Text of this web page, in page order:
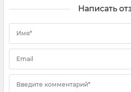
Написать
Имя*
Email
Введите комментарий*